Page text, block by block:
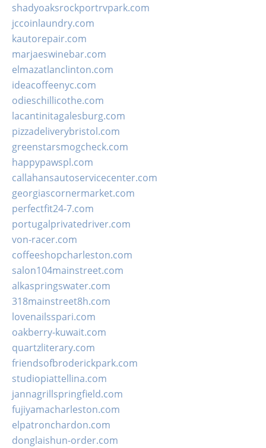
shadyoaksrockportrvpark.com
jccoinlaundry.com
kautorepair.com
marjaeswinebar.com
elmazatlanclinton.com
ideacoffeenyc.com
odieschillicothe.com
lacantinitagalesburg.com
pizzadeliverybristol.com
greenstarsmogcheck.com
happypawspl.com
callahansautoservicecenter.com
georgiascornermarket.com
perfectfit24-7.com
portugalprivatedriver.com
von-racer.com
coffeeshopcharleston.com
salon104mainstreet.com
alkaspringswater.com
318mainstreet8h.com
lovenailsspari.com
oakberry-kuwait.com
quartzliterary.com
friendsofbroderickpark.com
studiopiattellina.com
jannagrillspringfield.com
fujiyamacharleston.com
elpatronchardon.com
donglaishun-order.com